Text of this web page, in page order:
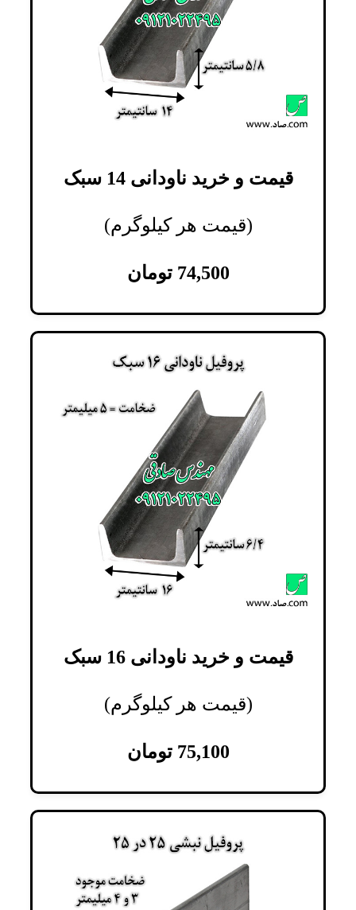
قیمت و خرید ناودانی 14 سبک
(قیمت هر کیلوگرم)
74,500 تومان
قیمت و خرید ناودانی 16 سبک
(قیمت هر کیلوگرم)
75,100 تومان